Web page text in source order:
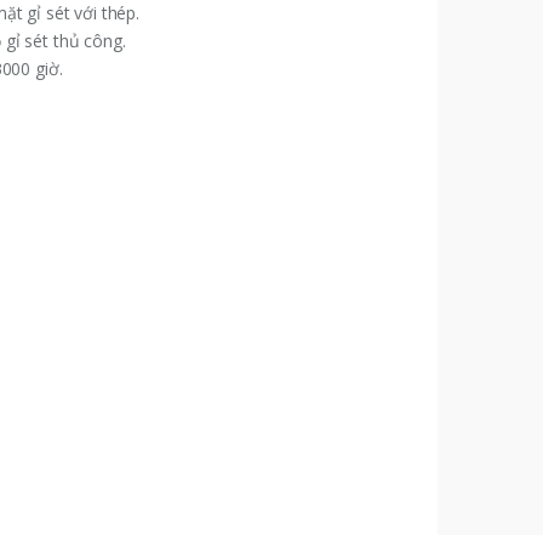
gỉ sét với thép.
sét thủ công.
giờ.